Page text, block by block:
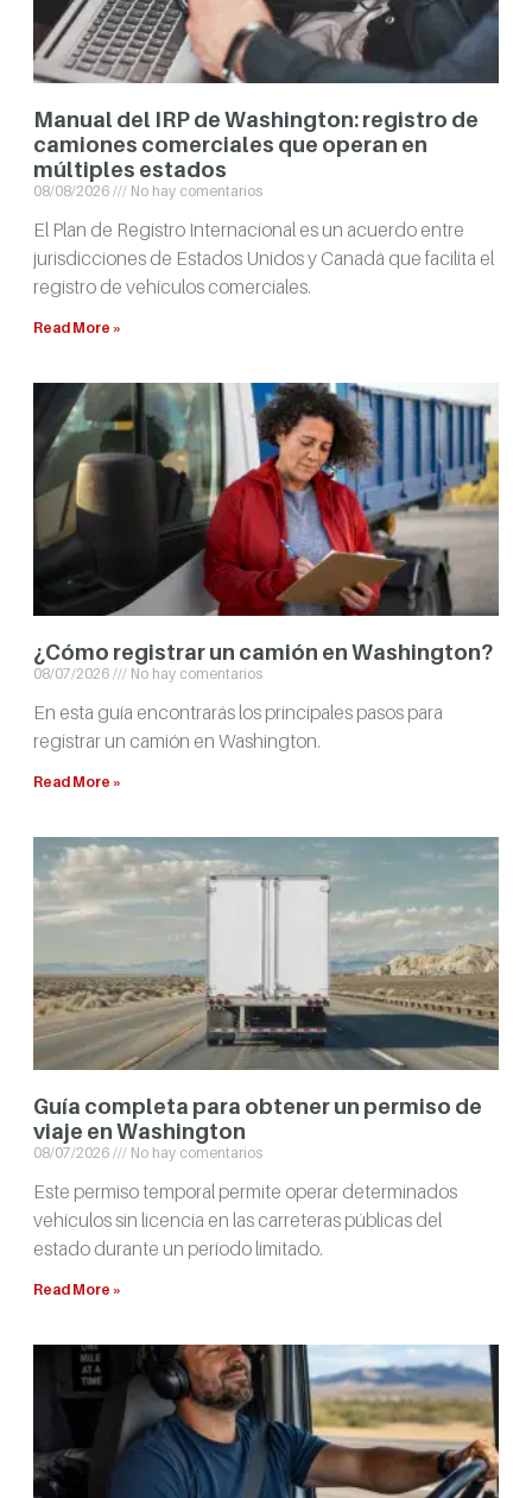
Manual del IRP de Washington: registro de
camiones comerciales que operan en
múltiples estados
08/08/2026 No hay comentarios
El Plan de Registro Internacional es un acuerdo entre
jurisdicciones de Estados Unidos y Canadá que facilita el
registro de vehículos comerciales.
Read More »
¿Cómo registrar un camión en Washington?
08/07/2026 No hay comentarios
En esta guía encontrarás los principales pasos para
registrar un camión en Washington.
Read More »
Guía completa para obtener un permiso de
viaje en Washington
08/07/2026 No hay comentarios
Este permiso temporal permite operar determinados
vehículos sin licencia en las carreteras públicas del
estado durante un período limitado.
Read More »